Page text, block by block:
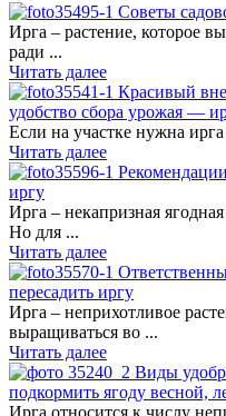
Советы
Ирга – растение, которое
ради ...
Читать далее
Красивый
удобство сбора урожая —
Если на участке нужна
Читать далее
иргу
Ирга – некапризная
Но для ...
Читать далее
пересадить иргу
Ирга – неприхотливое
выращиваться во ...
Читать далее
Виды
подкормить ягоду весной,
Ирга относится к числу